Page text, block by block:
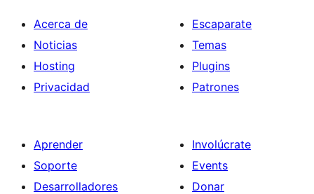
Acerca de
Noticias
Hosting
Privacidad
Escaparate
Temas
Plugins
Patrones
Aprender
Soporte
Desarrolladores
Involúcrate
Events
Donar